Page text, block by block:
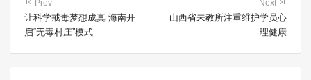
Prev
让科学戒毒梦想成真 海南开
启“无毒村庄”模式
Next
山西省未教所注重维护学员心
理健康